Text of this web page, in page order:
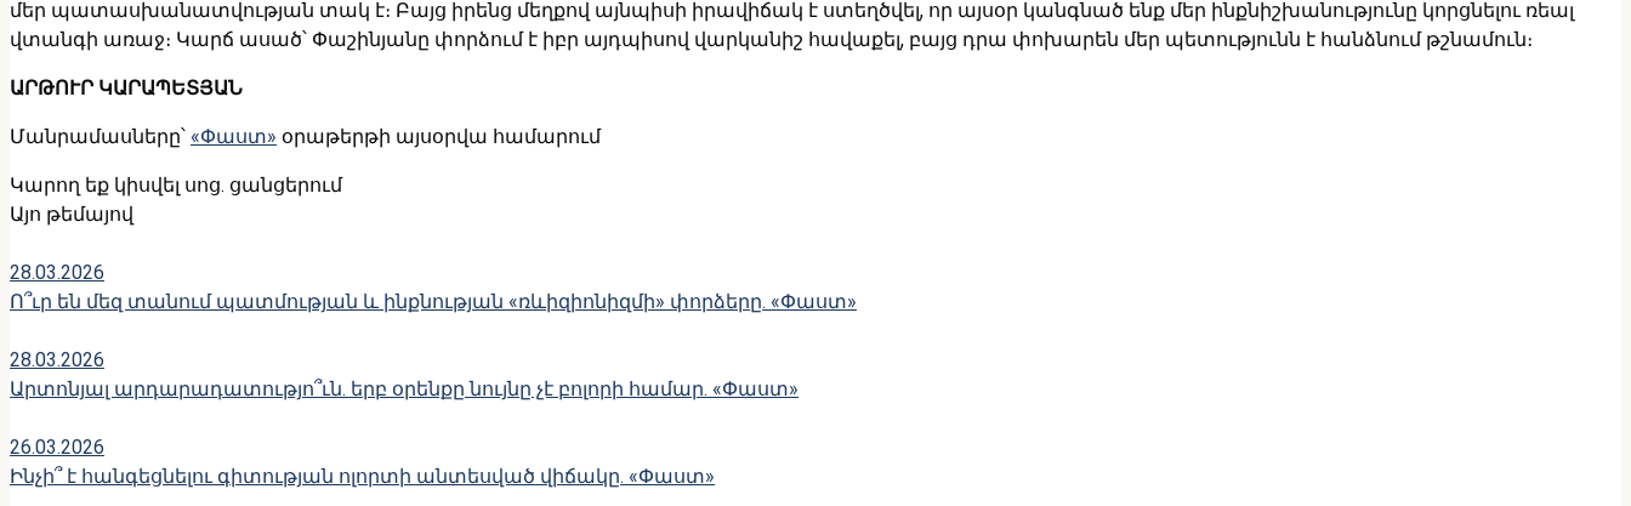
մեր պատասխանատվության տակ է։ Բայց իրենց մեղքով այնպիսի իրավիճակ է ստեղծվել, որ այսօր կանգնած ենք մեր ինքնիշխանությունը կորցնելու ռեալ
վտանգի առաջ։ Կարճ ասած՝ Փաշինյանը փորձում է իբր այդպիսով վարկանիշ հավաքել, բայց դրա փոխարեն մեր պետությունն է հանձնում թշնամուն։
ԱՐԹՈՒՐ ԿԱՐԱՊԵՏՅԱՆ
Մանրամասները՝ «Փաստ» օրաթերթի այսօրվա համարում
Կարող եք կիսվել սոց․ ցանցերում
Այո թեմայով
28.03.2026
Ո՞ւր են մեզ տանում պատմության և ինքնության «ռևիզիոնիզմի» փորձերը. «Փաստ»
28.03.2026
Արտոնյալ արդարադատությո՞ւն. երբ օրենքը նույնը չէ բոլորի համար. «Փաստ»
26.03.2026
Ինչի՞ է հանգեցնելու գիտության ոլորտի անտեսված վիճակը. «Փաստ»